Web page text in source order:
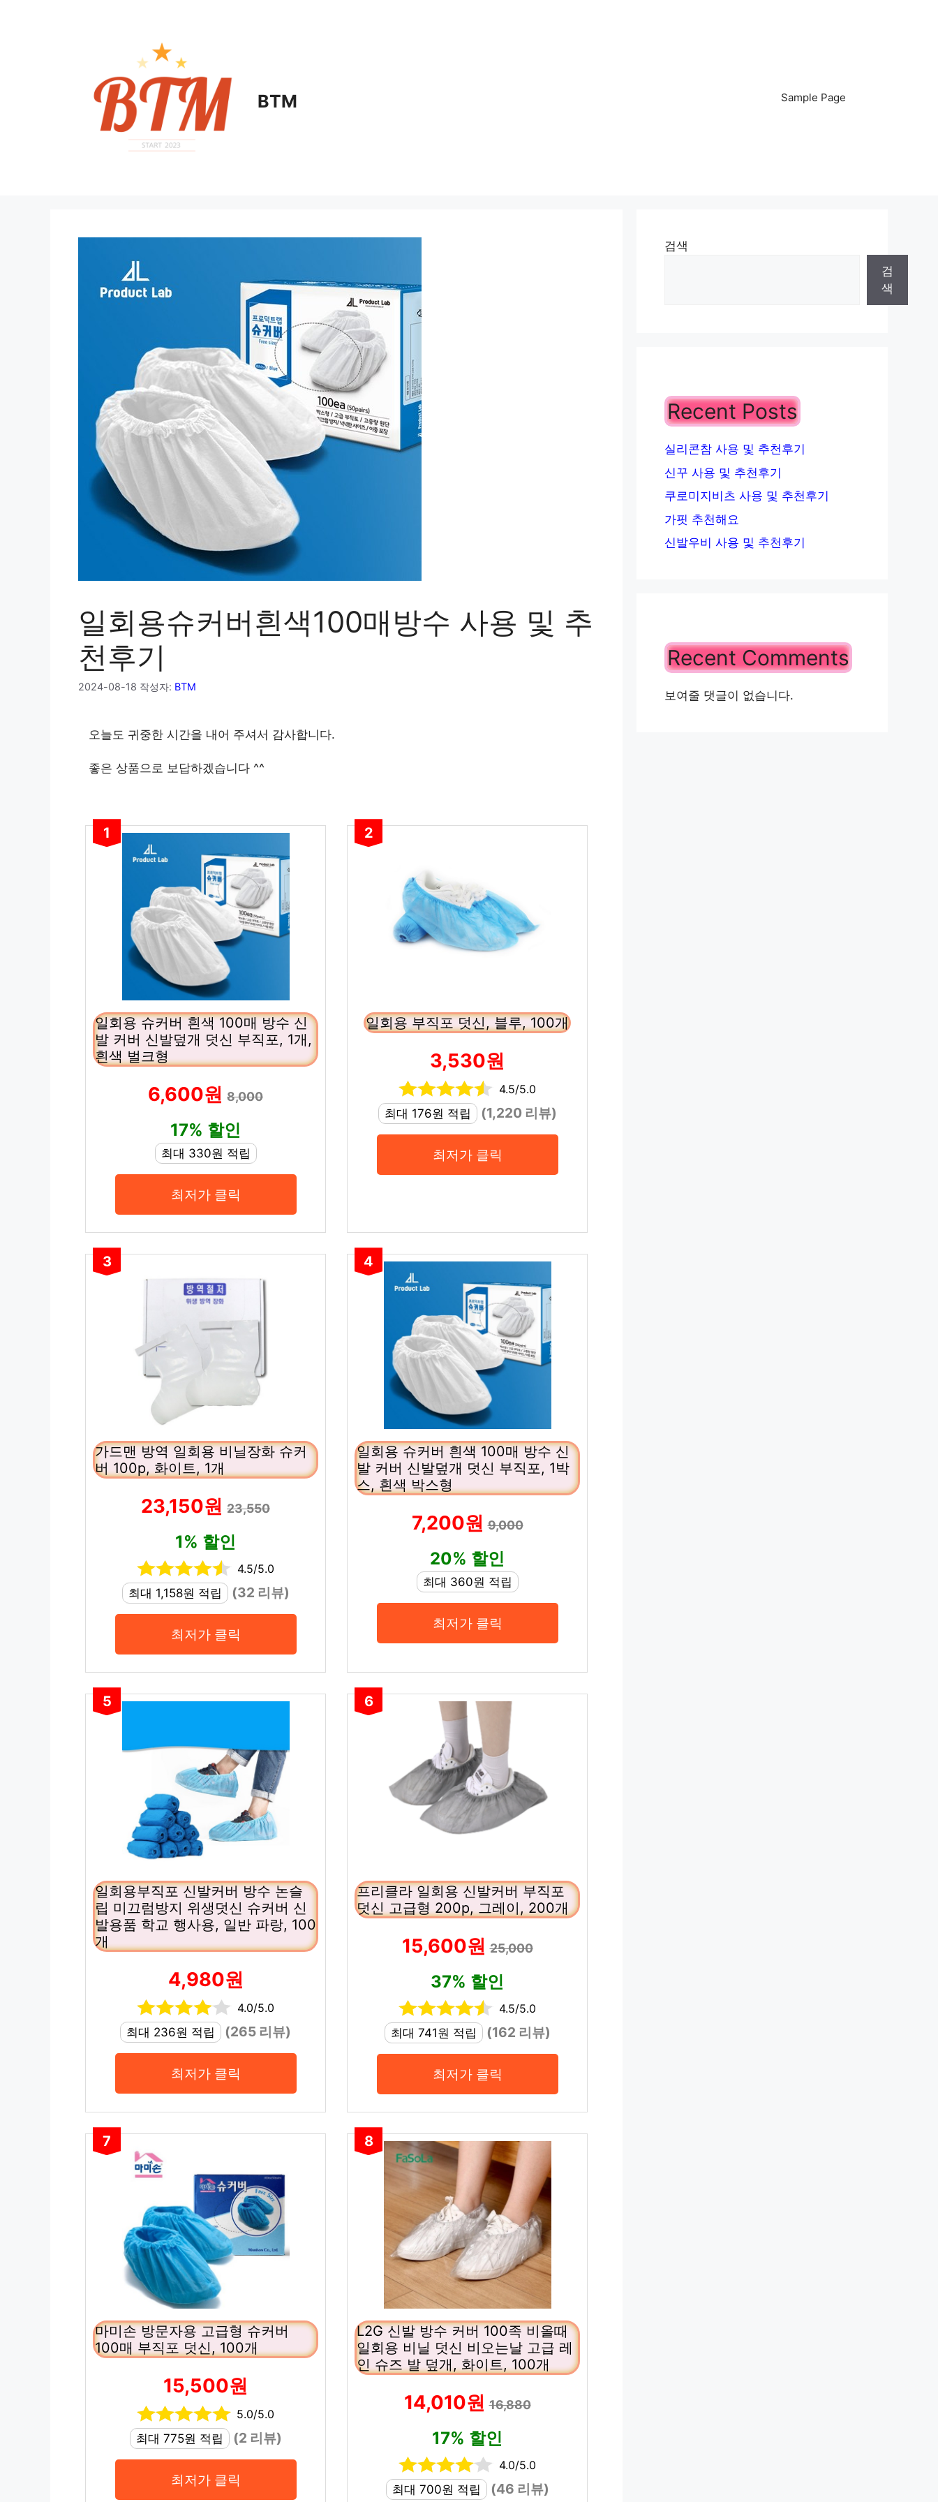
BTM Sample Page
일회용슈커버흰색100매방수 사용 및 추
천후기
2024-08-18 작성자: BTM
오늘도 귀중한 시간을 내어 주셔서 감사합니다.
좋은 상품으로 보답하겠습니다 ^^
1
일회용 슈커버 흰색 100매 방수 신
발 커버 신발덮개 덧신 부직포, 1개,
흰색 벌크형
6,600원 8,000
17% 할인
최대 330원 적립
최저가 클릭
2
일회용 부직포 덧신, 블루, 100개
3,530원
4.5/5.0
최대 176원 적립
(1,220 리뷰)
최저가 클릭
3
가드맨 방역 일회용 비닐장화 슈커
버 100p, 화이트, 1개
23,150원 23,550
1% 할인
4.5/5.0
최대 1,158원 적립
(32 리뷰)
최저가 클릭
4
일회용 슈커버 흰색 100매 방수 신
발 커버 신발덮개 덧신 부직포, 1박
스, 흰색 박스형
7,200원9,000
20% 할인
최대 360원 적립
최저가 클릭
5
일회용부직포 신발커버 방수 논슬
립 미끄럼방지 위생덧신 슈커버 신
발용품 학교 행사용, 일반 파랑, 100
개
4,980원
4.0/5.0
최대 236원 적립
(265 리뷰)
최저가 클릭
6
프리클라 일회용 신발커버 부직포
덧신 고급형 200p, 그레이, 200개
15,600원25,000
37% 할인
4.5/5.0
최대 741원 적립
(162 리뷰)
최저가 클릭
7
마미손 방문자용 고급형 슈커버
100매 부직포 덧신, 100개
15,500원
5.0/5.0
최대 775원 적립
(2 리뷰)
최저가 클릭
8
L2G 신발 방수 커버 100족 비올때
일회용 비닐 덧신 비오는날 고급 레
인 슈즈 발 덮개, 화이트, 100개
14,010원16,880
17% 할인
4.0/5.0
최대 700원 적립
(46 리뷰)
검색
검
색
Recent Posts
실리콘참 사용 및 추천후기
신꾸 사용 및 추천후기
쿠로미지비츠 사용 및 추천후기
가핏 추천해요
신발우비 사용 및 추천후기
Recent Comments
보여줄 댓글이 없습니다.